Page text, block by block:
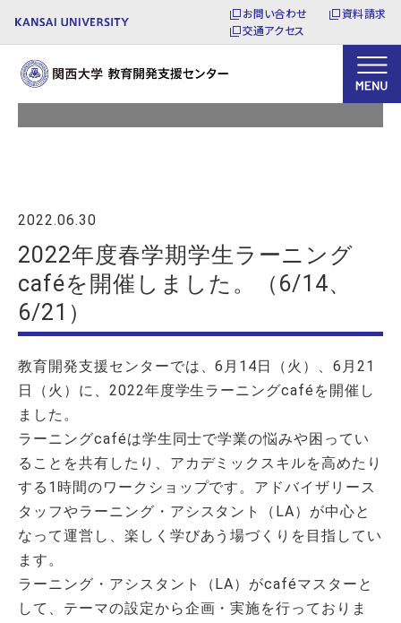
お問い合わせ
資料請求
交通アクセス
トピックス
2022.06.30
2022年度春学期学生ラーニング
caféを開催しました。（6/14、
6/21）
教育開発支援センターでは、6月14日（火）、6月21
日（火）に、2022年度学生ラーニングcaféを開催し
ました。
ラーニングcaféは学生同士で学業の悩みや困ってい
ることを共有したり、アカデミックスキルを高めたり
する1時間のワークショップです。アドバイザリース
タッフやラーニング・アシスタント（LA）が中心と
なって運営し、楽しく学びあう場づくりを目指してい
ます。
ラーニング・アシスタント（LA）がcaféマスターと
して、テーマの設定から企画・実施を行っておりま